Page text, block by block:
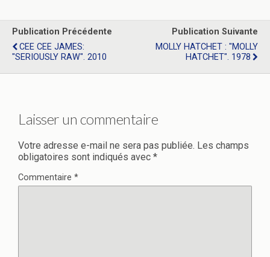
Publication Précédente
CEE CEE JAMES:
"SERIOUSLY RAW". 2010
Publication Suivante
MOLLY HATCHET : "MOLLY
HATCHET". 1978
Laisser un commentaire
Votre adresse e-mail ne sera pas publiée. Les champs
obligatoires sont indiqués avec *
Commentaire *